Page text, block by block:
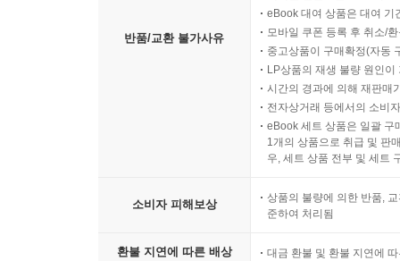
반품/교환 불가사유
eBook 대여 상품은 대여 기
모바일 쿠폰 등록 후 취소/
중고상품이 구매확정(자동
LP상품의 재생 불량 원인
시간의 경과에 의해 재판매
전자상거래 등에서의 소비
eBook 세트 상품은 일괄 구
1개의 상품으로 취급 및 판
우, 세트 상품 전부 및 세트
소비자 피해보상
상품의 불량에 의한 반품,
준하여 처리됨
환불 지연에 따른 배상 대금 환불 및 환불 지연에